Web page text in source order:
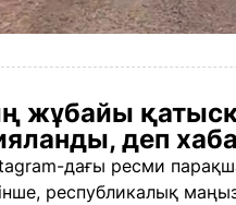
жұбайы
деп
дағы ресми
республикалық